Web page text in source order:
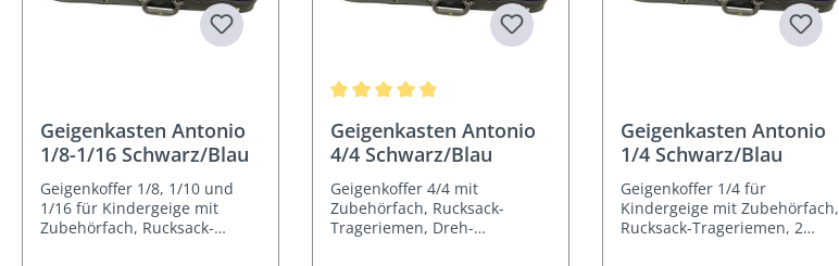
Geigenkasten Antonio
1/8-1/16 Schwarz/Blau
Geigenkoffer 1/8, 1/10 und
1/16 für Kindergeige mit
Zubehörfach, Rucksack-
Geigenkasten Antonio
4/4 Schwarz/Blau
Geigenkoffer 4/4 mit
Zubehörfach, Rucksack-
Trageriemen, Dreh-
Geigenkasten Antonio
1/4 Schwarz/Blau
Geigenkoffer 1/4 für
Kindergeige mit Zubehörfach,
Rucksack-Trageriemen, 2